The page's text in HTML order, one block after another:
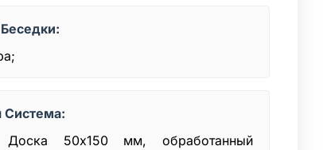
Система:
Доска 50x150 мм, обработанный